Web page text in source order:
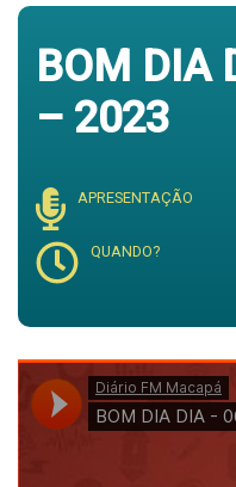
BOM DIA
– 2023
APRESENTAÇÃO
QUANDO?